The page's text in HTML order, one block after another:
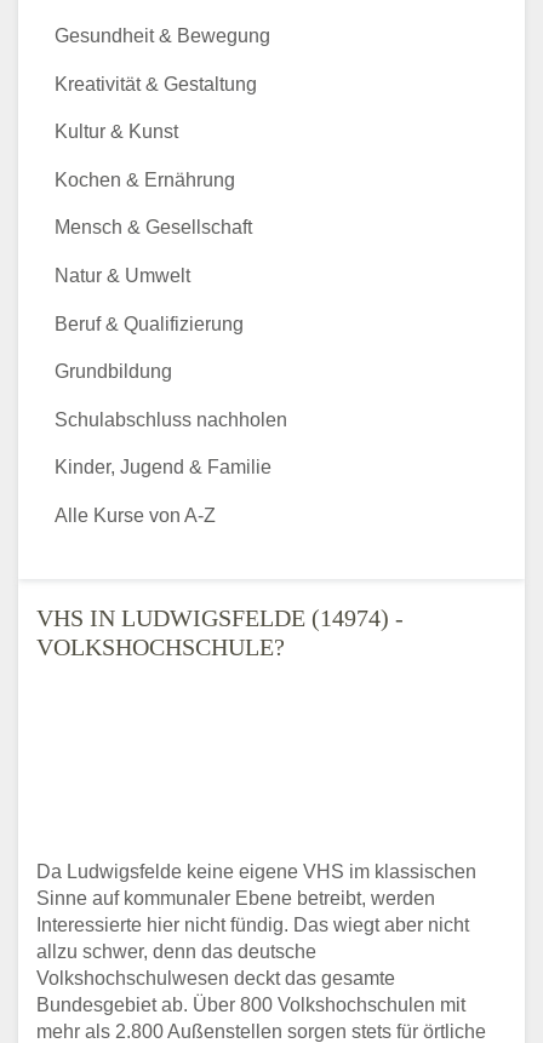
VHS IN LUDWIGSFELDE (14974) -
VOLKSHOCHSCHULE?
Da Ludwigsfelde keine eigene VHS im klassischen
Sinne auf kommunaler Ebene betreibt, werden
Interessierte hier nicht fündig. Das wiegt aber nicht
allzu schwer, denn das deutsche
Volkshochschulwesen deckt das gesamte
Bundesgebiet ab. Über 800 Volkshochschulen mit
mehr als 2.800 Außenstellen sorgen stets für örtliche
Gesundheit & Bewegung
Kreativität & Gestaltung
Kultur & Kunst
Kochen & Ernährung
Mensch & Gesellschaft
Natur & Umwelt
Beruf & Qualifizierung
Grundbildung
Schulabschluss nachholen
Kinder, Jugend & Familie
Alle Kurse von A-Z